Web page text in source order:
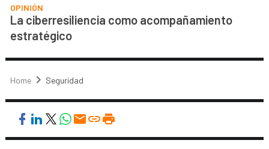
OPINIÓN
La ciberresiliencia como acompañamiento
estratégico
Home Seguridad